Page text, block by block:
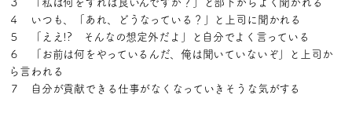
３ 「私は何をすれば良いんですか？」と部下からよく聞かれる
４ いつも、「あれ、どうなっている？」と上司に聞かれる
５ 「ええ!? そんなの想定外だよ」と自分でよく言っている
６ 「お前は何をやっているんだ、俺は聞いていないぞ」と上司か
ら言われる
７ 自分が貢献できる仕事がなくなっていきそうな気がする